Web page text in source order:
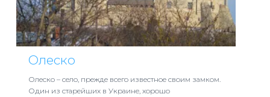
Олеско
Олеско – село, прежде всего известное своим замком.
Один из старейших в Украине, хорошо